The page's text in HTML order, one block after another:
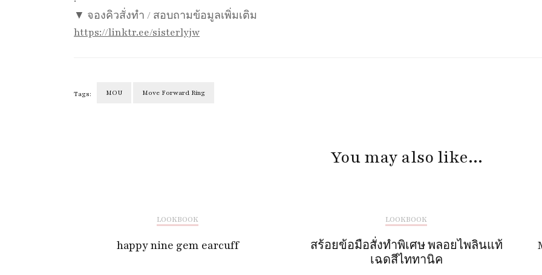
▼ จองคิวสั่งทำ / สอบถามข้อมูลเพิ่มเติม
https://linktr.ee/sisterlyjw
Tags: MOU Move Forward Ring
You may also like...
LOOKBOOK
happy nine gem earcuff
LOOKBOOK
สร้อยข้อมือสั่งทำพิเศษ พลอยไพลินแท้
เฉดสีไททานิค